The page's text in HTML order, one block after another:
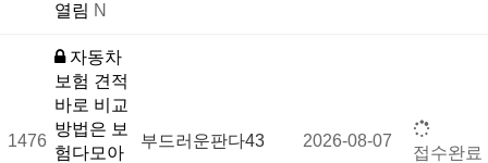
열림 N
1476
자동차
보험 견적
바로 비교
방법은 보
험다모아
부드러운판다43 2026-08-07
접수완료